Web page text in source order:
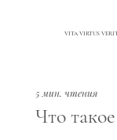
VITA VIRTUS
Что
5 мин. чтения